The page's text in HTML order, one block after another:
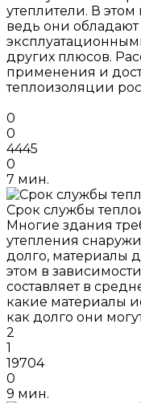
утеплители. В
ведь они
других плюсов.
применения и
теплоизоляции
0
0
4445
0
7 мин.
Срок службы
Многие здания
утепления
долго, материалы
этом в
составляет в
какие материалы
как долго они
2
1
19704
0
9 мин.